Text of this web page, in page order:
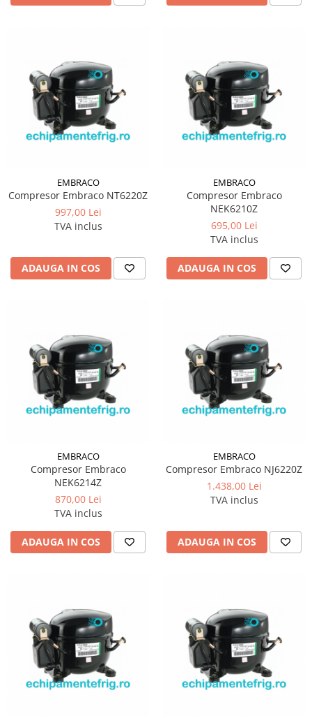
EMBRACO
Compresor Embraco NT6220Z
997,00 Lei
TVA inclus
ADAUGA IN COS
EMBRACO
Compresor Embraco
NEK6210Z
695,00 Lei
TVA inclus
ADAUGA IN COS
EMBRACO
Compresor Embraco
NEK6214Z
870,00 Lei
TVA inclus
ADAUGA IN COS
EMBRACO
Compresor Embraco NJ6220Z
1.438,00 Lei
TVA inclus
ADAUGA IN COS